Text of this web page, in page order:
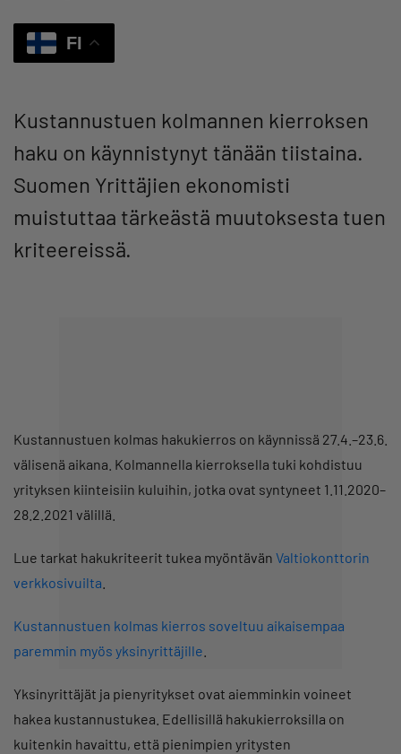
FI
Kustannustuen kolmannen kierroksen
haku on käynnistynyt tänään tiistaina.
Suomen Yrittäjien ekonomisti
muistuttaa tärkeästä muutoksesta tuen
kriteereissä.
Kustannustuen kolmas hakukierros on käynnissä 27.4.–23.6.
välisenä aikana. Kolmannella kierroksella tuki kohdistuu
yrityksen kiinteisiin kuluihin, jotka ovat syntyneet 1.11.2020–
28.2.2021 välillä.
Lue tarkat hakukriteerit tukea myöntävän Valtiokonttorin
verkkosivuilta
Kustannustuen kolmas kierros soveltuu aikaisempaa
paremmin myös yksinyrittäjille
Yksinyrittäjät ja pienyritykset ovat aiemminkin voineet
hakea kustannustukea. Edellisillä hakukierroksilla on
kuitenkin havaittu, että pienimpien yritysten